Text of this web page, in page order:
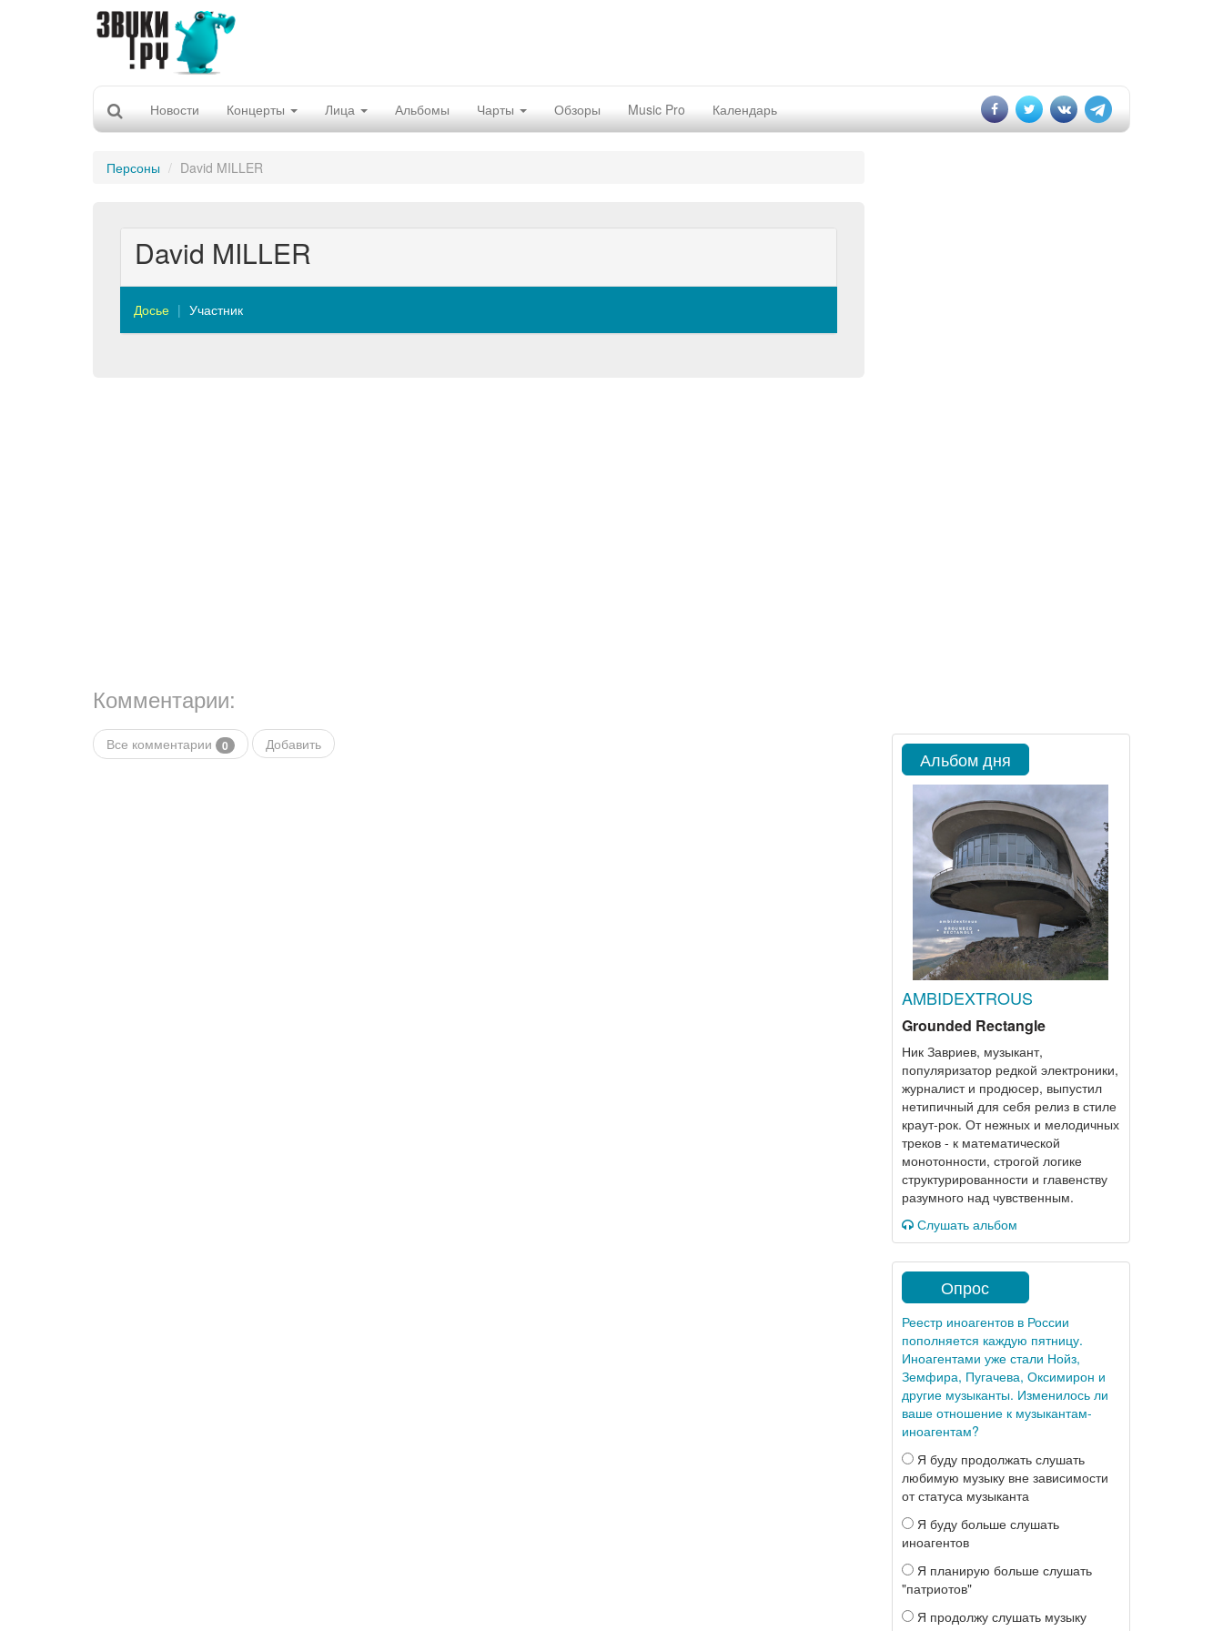
Новости Концерты Лица Альбомы Чарты Обзоры Music Pro Календарь
Персоны David MILLER
David MILLER
Досье Участник
Комментарии:
Все комментарии 0 Добавить
Альбом дня
AMBIDEXTROUS
Grounded Rectangle
Ник Завриев, музыкант,
популяризатор редкой электроники,
журналист и продюсер, выпустил
нетипичный для себя релиз в стиле
краут-рок. От нежных и мелодичных
треков - к математической
монотонности, строгой логике
структурированности и главенству
разумного над чувственным.
Слушать альбом
Опрос
Реестр иноагентов в России
пополняется каждую пятницу.
Иноагентами уже стали Нойз,
Земфира, Пугачева, Оксимирон и
другие музыканты. Изменилось ли
ваше отношение к музыкантам-
иноагентам?
Я буду продолжать слушать
любимую музыку вне зависимости
от статуса музыканта
Я буду больше слушать
иноагентов
Я планирую больше слушать
"патриотов"
Я продолжу слушать музыку